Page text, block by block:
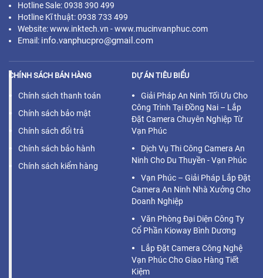
Hotline Sale: 0938 390 499
Hotline Kĩ thuật: 0938 733 499
Website: www.inktech.vn - www.mucinvanphuc.com
Email: info.vanphucpro@gmail.com
CHÍNH SÁCH BÁN HÀNG
Chính sách thanh toán
Chính sách bảo mật
Chính sách đổi trả
Chính sách bảo hành
Chính sách kiểm hàng
DỰ ÁN TIÊU BIỂU
Giải Pháp An Ninh Tối Ưu Cho
Công Trình Tại Đồng Nai – Lắp
Đặt Camera Chuyên Nghiệp Từ
Vạn Phúc
Dịch Vụ Thi Công Camera An
Ninh Cho Du Thuyền - Vạn Phúc
Vạn Phúc – Giải Pháp Lắp Đặt
Camera An Ninh Nhà Xưởng Cho
Doanh Nghiệp
Văn Phòng Đại Diện Công Ty
Cổ Phần Kioway Bình Dương
Lắp Đặt Camera Công Nghệ
Vạn Phúc Cho Giao Hàng Tiết
Kiệm